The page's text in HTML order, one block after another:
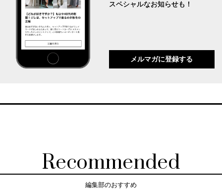
スペシャルなお知らせも！
メルマガに登録する
Recommended
編集部のおすすめ